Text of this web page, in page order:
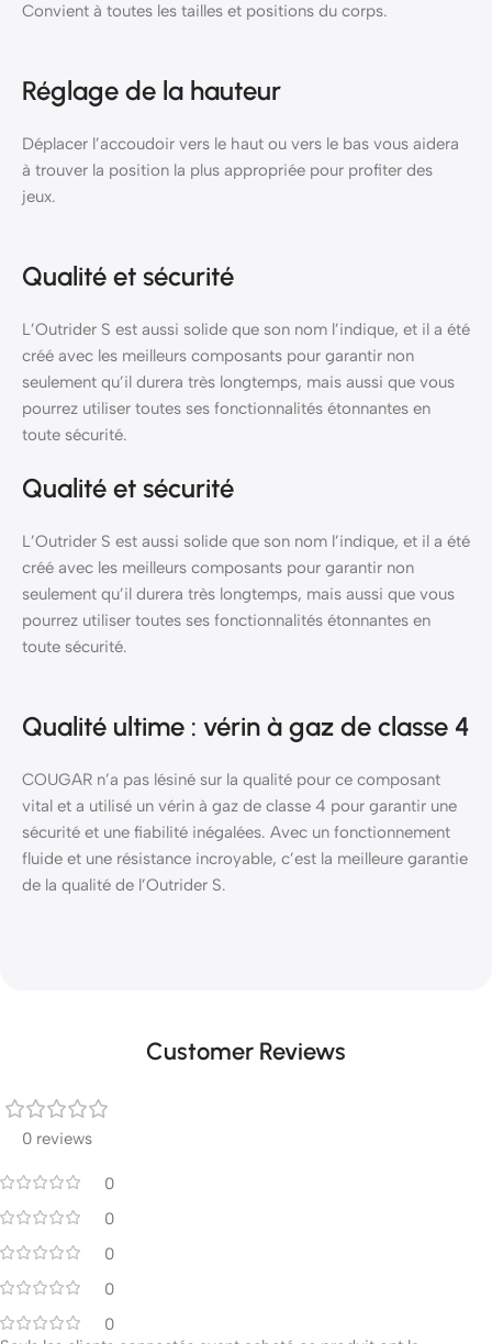
Convient à toutes les tailles et positions du corps.
Réglage de la hauteur
Déplacer l’accoudoir vers le haut ou vers le bas vous aidera
à trouver la position la plus appropriée pour profiter des
jeux.
Qualité et sécurité
L’Outrider S est aussi solide que son nom l’indique, et il a été
créé avec les meilleurs composants pour garantir non
seulement qu’il durera très longtemps, mais aussi que vous
pourrez utiliser toutes ses fonctionnalités étonnantes en
toute sécurité.
Qualité et sécurité
L’Outrider S est aussi solide que son nom l’indique, et il a été
créé avec les meilleurs composants pour garantir non
seulement qu’il durera très longtemps, mais aussi que vous
pourrez utiliser toutes ses fonctionnalités étonnantes en
toute sécurité.
Qualité ultime : vérin à gaz de classe 4
COUGAR n’a pas lésiné sur la qualité pour ce composant
vital et a utilisé un vérin à gaz de classe 4 pour garantir une
sécurité et une fiabilité inégalées. Avec un fonctionnement
fluide et une résistance incroyable, c’est la meilleure garantie
de la qualité de l’Outrider S.
Customer Reviews
0 reviews
0
0
0
0
0